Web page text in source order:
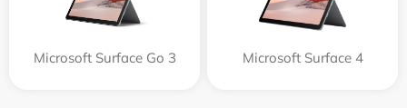
Microsoft Surface Go 3 Microsoft Surface 4